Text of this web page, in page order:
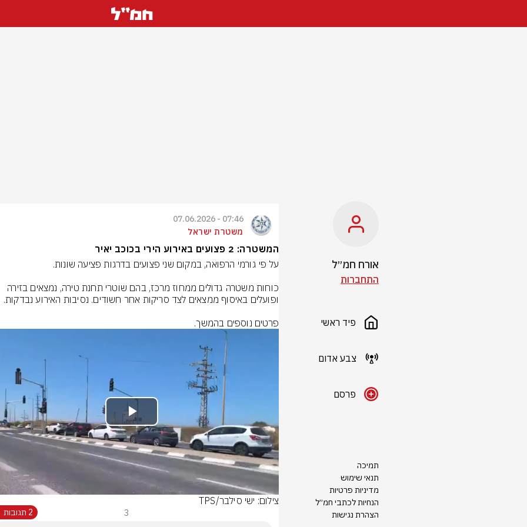
אורח חמ״ל
התחברות
פיד ראשי
צבע אדום
פרסם
תמיכה
תנאי שימוש
מדיניות פרטיות
הנחיות לכתבי חמ״ל
הצהרת נגישות
07:46 - 07.06.2026
משטרת ישראל
המשטרה: 2 פצועים באירוע הירי בכוכב יאיר
פרטים נוספים בהמשך.
Play
Video
צילום: ישי סילבר/TPS
3 2 תגובות